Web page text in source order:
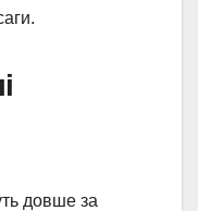
довше за